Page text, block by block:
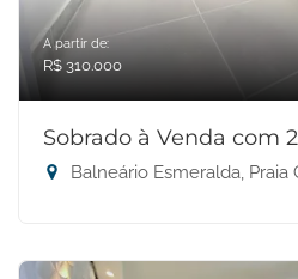
A partir de:
R$ 310.000
Sobrado à Venda com
Balneário Esmeralda, Praia